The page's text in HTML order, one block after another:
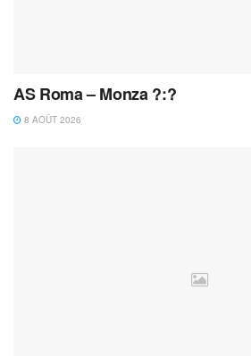
AS Roma – Monza ?:?
8 AOÛT 2026